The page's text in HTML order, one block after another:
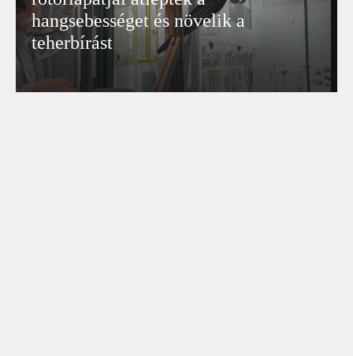
hangsebességet és növelik a
teherbírást